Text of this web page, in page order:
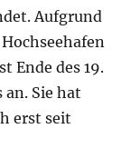
Aufgrund
Ende des 19.
an. Sie hat
erst seit
Nordlandes“